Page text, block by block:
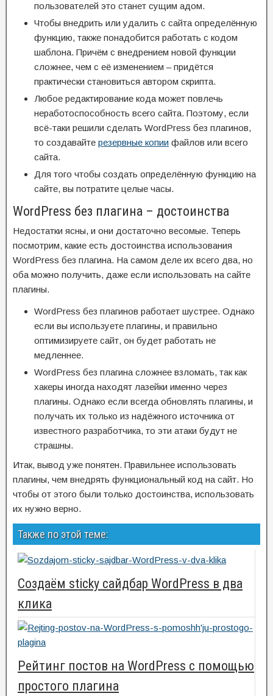
пользователей это станет сущим адом.
Чтобы внедрить или удалить с сайта определённую
функцию, также понадобится работать с кодом
шаблона. Причём с внедрением новой функции
сложнее, чем с её изменением – придётся
практически становиться автором скрипта.
Любое редактирование кода может повлечь
неработоспособность всего сайта. Поэтому, если
всё-таки решили сделать WordPress без плагинов,
то создавайте резервные копии файлов или всего
сайта.
Для того чтобы создать определённую функцию на
сайте, вы потратите целые часы.
WordPress без плагина – достоинства
Недостатки ясны, и они достаточно весомые. Теперь
посмотрим, какие есть достоинства использования
WordPress без плагина. На самом деле их всего два, но
оба можно получить, даже если использовать на сайте
плагины.
WordPress без плагинов работает шустрее. Однако
если вы используете плагины, и правильно
оптимизируете сайт, он будет работать не
медленнее.
WordPress без плагина сложнее взломать, так как
хакеры иногда находят лазейки именно через
плагины. Однако если всегда обновлять плагины, и
получать их только из надёжного источника от
известного разработчика, то эти атаки будут не
страшны.
Итак, вывод уже понятен. Правильнее использовать
плагины, чем внедрять функциональный код на сайт. Но
чтобы от этого были только достоинства, использовать
их нужно верно.
Также по этой теме:
Создаём sticky сайдбар WordPress в два
клика
Рейтинг постов на WordPress с помощью
простого плагина